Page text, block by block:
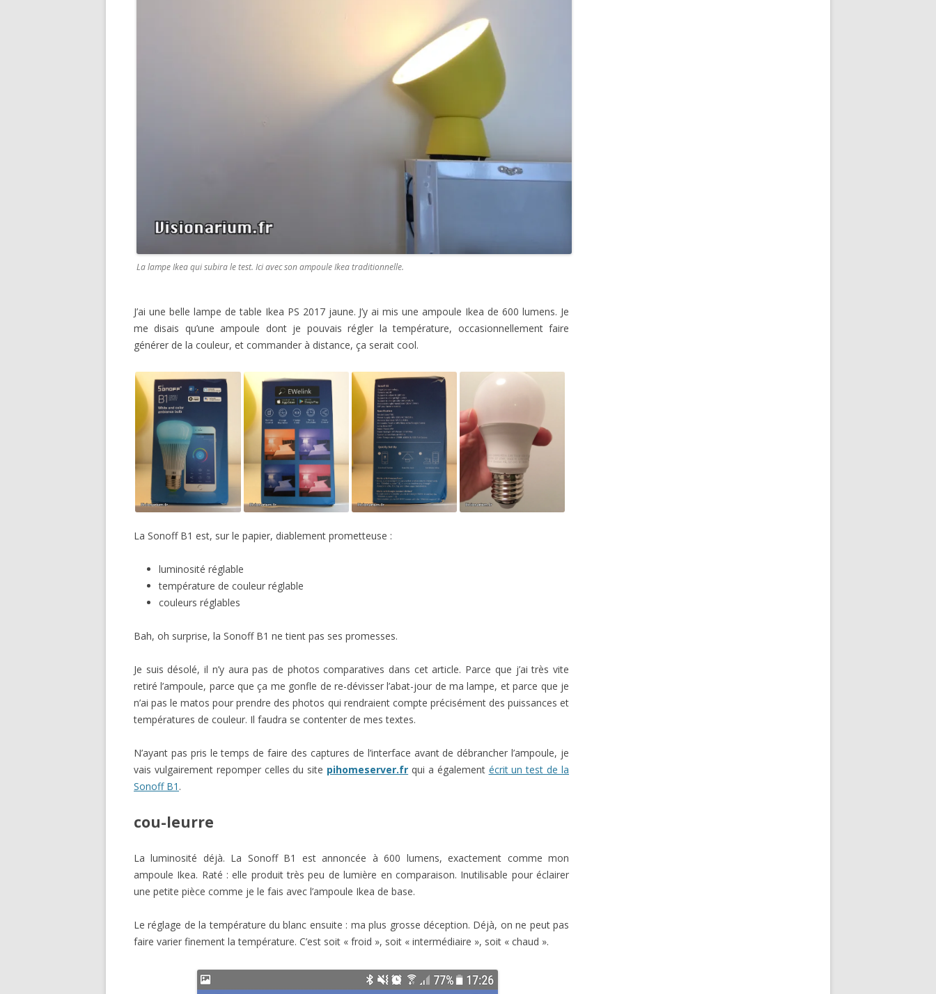
La lampe Ikea qui subira le test. Ici avec son ampoule Ikea traditionnelle.
J’ai une belle lampe de table Ikea PS 2017 jaune. J’y ai mis une ampoule Ikea de 600 lumens. Je
me disais qu’une ampoule dont je pouvais régler la température, occasionnellement faire
générer de la couleur, et commander à distance, ça serait cool.
La Sonoff B1 est, sur le papier, diablement prometteuse :
luminosité réglable
température de couleur réglable
couleurs réglables
Bah, oh surprise, la Sonoff B1 ne tient pas ses promesses.
Je suis désolé, il n’y aura pas de photos comparatives dans cet article. Parce que j’ai très vite
retiré l’ampoule, parce que ça me gonfle de re-dévisser l’abat-jour de ma lampe, et parce que je
n’ai pas le matos pour prendre des photos qui rendraient compte précisément des puissances et
températures de couleur. Il faudra se contenter de mes textes.
N’ayant pas pris le temps de faire des captures de l’interface avant de débrancher l’ampoule, je
vais vulgairement repomper celles du site pihomeserver.fr qui a également écrit un test de la
Sonoff B1 .
cou-leurre
La luminosité déjà. La Sonoff B1 est annoncée à 600 lumens, exactement comme mon
ampoule Ikea. Raté : elle produit très peu de lumière en comparaison. Inutilisable pour éclairer
une petite pièce comme je le fais avec l’ampoule Ikea de base.
Le réglage de la température du blanc ensuite : ma plus grosse déception. Déjà, on ne peut pas
faire varier finement la température. C’est soit « froid », soit « intermédiaire », soit « chaud ».